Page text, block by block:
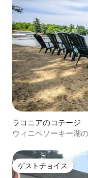
ラコニアのコテージ
ウィニペソーキー湖
ゲストチョイス
ゲストチョイス